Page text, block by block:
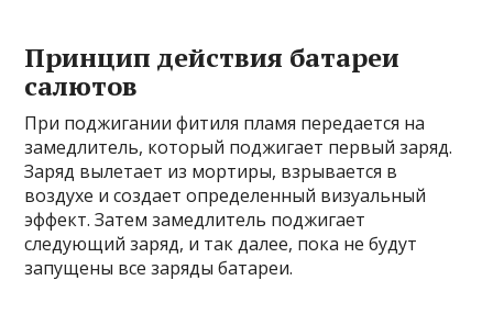
Принцип действия батареи
салютов
При поджигании фитиля пламя передается на
замедлитель, который поджигает первый заряд.
Заряд вылетает из мортиры, взрывается в
воздухе и создает определенный визуальный
эффект. Затем замедлитель поджигает
следующий заряд, и так далее, пока не будут
запущены все заряды батареи.